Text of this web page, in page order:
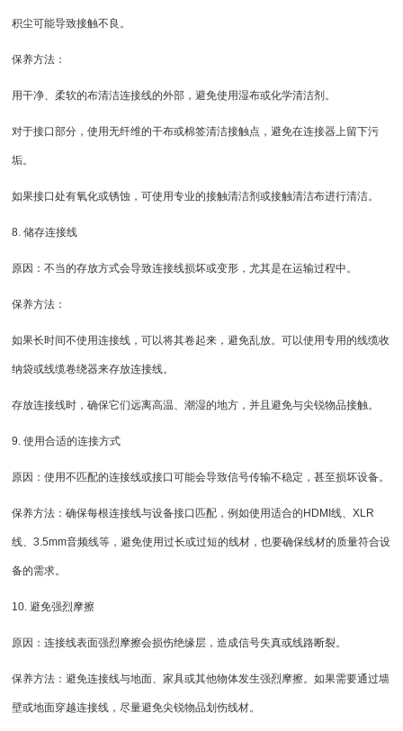
积尘可能导致接触不良。
保养方法：
用干净、柔软的布清洁连接线的外部，避免使用湿布或化学清洁剂。
对于接口部分，使用无纤维的干布或棉签清洁接触点，避免在连接器上留下污
垢。
如果接口处有氧化或锈蚀，可使用专业的接触清洁剂或接触清洁布进行清洁。
8. 储存连接线
原因：不当的存放方式会导致连接线损坏或变形，尤其是在运输过程中。
保养方法：
如果长时间不使用连接线，可以将其卷起来，避免乱放。可以使用专用的线缆收
纳袋或线缆卷绕器来存放连接线。
存放连接线时，确保它们远离高温、潮湿的地方，并且避免与尖锐物品接触。
9. 使用合适的连接方式
原因：使用不匹配的连接线或接口可能会导致信号传输不稳定，甚至损坏设备。
保养方法：确保每根连接线与设备接口匹配，例如使用适合的HDMI线、XLR
线、3.5mm音频线等，避免使用过长或过短的线材，也要确保线材的质量符合设
备的需求。
10. 避免强烈摩擦
原因：连接线表面强烈摩擦会损伤绝缘层，造成信号失真或线路断裂。
保养方法：避免连接线与地面、家具或其他物体发生强烈摩擦。如果需要通过墙
壁或地面穿越连接线，尽量避免尖锐物品划伤线材。